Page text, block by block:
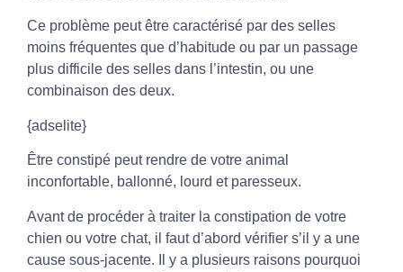
Ce problème peut être caractérisé par des selles
moins fréquentes que d’habitude ou par un passage
plus difficile des selles dans l’intestin, ou une
combinaison des deux.
{adselite}
Être constipé peut rendre de votre animal
inconfortable, ballonné, lourd et paresseux.
Avant de procéder à traiter la constipation de votre
chien ou votre chat, il faut d’abord vérifier s’il y a une
cause sous-jacente. Il y a plusieurs raisons pourquoi